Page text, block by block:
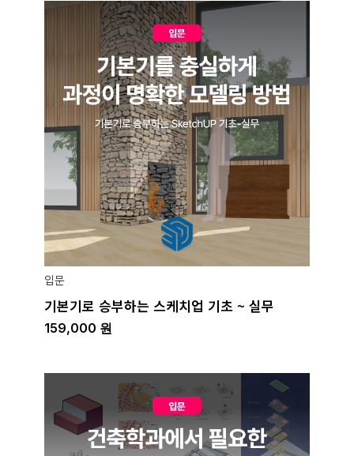
입문
기본기로 승부하는 스케치업 기초 ~ 실무
159,000 원